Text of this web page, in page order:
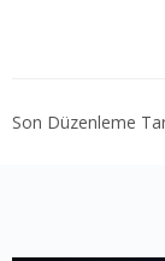
Son Düzenleme